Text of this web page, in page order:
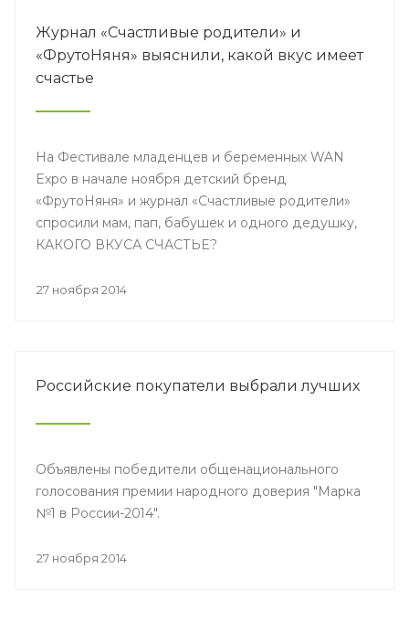
Журнал «Счастливые родители» и
«ФрутоНяня» выяснили, какой вкус имеет
счастье
На Фестивале младенцев и беременных WAN
Expo в начале ноября детский бренд
«ФрутоНяня» и журнал «Счастливые родители»
спросили мам, пап, бабушек и одного дедушку,
КАКОГО ВКУСА СЧАСТЬЕ?
27 ноября 2014
Российские покупатели выбрали лучших
Объявлены победители общенационального
голосования премии народного доверия "Марка
№1 в России-2014".
27 ноября 2014